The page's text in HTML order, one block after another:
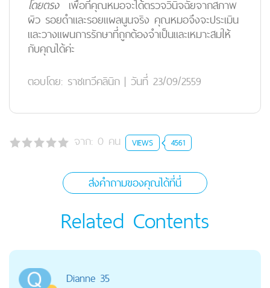
โดยตรงเพื่อที่คุณหมอจะได้ตรวจวินิจฉัยจากสภาพ
ผิว รอยดำและรอยแผลนูนจริง คุณหมอจึงจะประเมิน
และวางแผนการรักษาที่ถูกต้องจำเป็นและเหมาะสมให้
กับคุณได้ค่ะ
ตอบโดย: ราชเทวีคลินิก | วันที่ 23/09/2559
จาก: 0 คน VIEWS 4561
ส่งคำถามของคุณได้ที่นี่
Related Contents
Dianne 35